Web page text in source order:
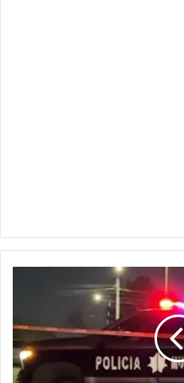
hermano
y
lo
encontró